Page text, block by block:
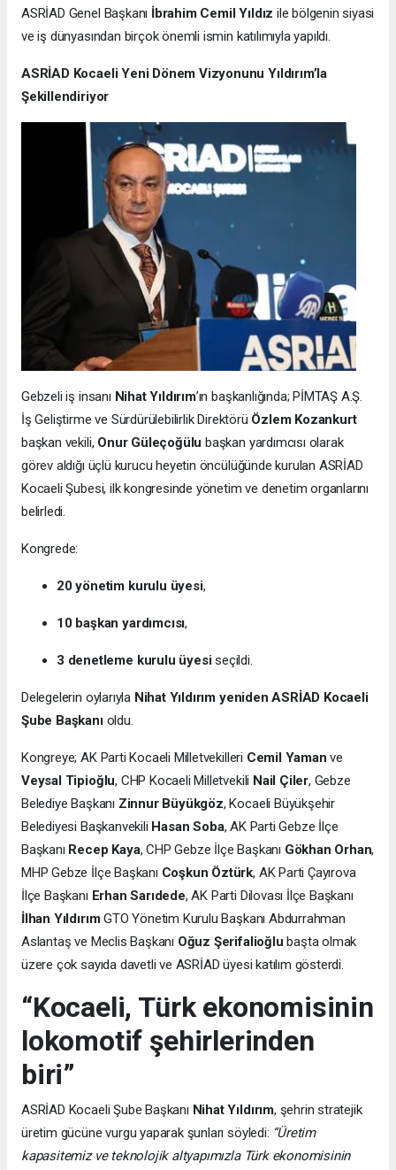
ASRİAD Genel Başkanı İbrahim Cemil Yıldız ile bölgenin siyasi
ve iş dünyasından birçok önemli ismin katılımıyla yapıldı.
ASRİAD Kocaeli Yeni Dönem Vizyonunu Yıldırım’la
Şekillendiriyor
Gebzeli iş insanı Nihat Yıldırım’ın başkanlığında; PİMTAŞ A.Ş.
İş Geliştirme ve Sürdürülebilirlik Direktörü Özlem Kozankurt
başkan vekili, Onur Güleçoğülu başkan yardımcısı olarak
görev aldığı üçlü kurucu heyetin öncülüğünde kurulan ASRİAD
Kocaeli Şubesi, ilk kongresinde yönetim ve denetim organlarını
belirledi.
Kongrede:
20 yönetim kurulu üyesi,
10 başkan yardımcısı,
3 denetleme kurulu üyesiseçildi.
Delegelerin oylarıyla Nihat Yıldırım yeniden ASRİAD Kocaeli
Şube Başkanıoldu.
Kongreye; AK Parti Kocaeli Milletvekilleri Cemil Yaman ve
Veysal Tipioğlu, CHP Kocaeli Milletvekili Nail Çiler, Gebze
Belediye Başkanı Zinnur Büyükgöz, Kocaeli Büyükşehir
Belediyesi Başkanvekili Hasan Soba, AK Parti Gebze İlçe
Başkanı Recep Kaya, CHP Gebze İlçe Başkanı Gökhan Orhan,
MHP Gebze İlçe Başkanı Coşkun Öztürk, AK Parti Çayırova
İlçe Başkanı Erhan Sarıdede, AK Parti Dilovası İlçe Başkanı
İlhan YıldırımGTO Yönetim Kurulu Başkanı Abdurrahman
Aslantaş ve Meclis Başkanı Oğuz Şerifalioğlu başta olmak
üzere çok sayıda davetli ve ASRİAD üyesi katılım gösterdi.
“Kocaeli, Türk ekonomisinin
lokomotif şehirlerinden
biri”
ASRİAD Kocaeli Şube Başkanı Nihat Yıldırım, şehrin stratejik
üretim gücüne vurgu yaparak şunları söyledi: “Üretim
kapasitemiz ve teknolojik altyapımızla Türk ekonomisinin